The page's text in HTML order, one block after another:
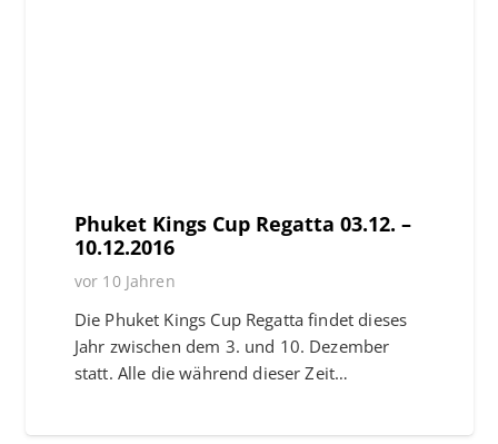
Phuket Kings Cup Regatta 03.12. –
10.12.2016
vor 10 Jahren
Die Phuket Kings Cup Regatta findet dieses
Jahr zwischen dem 3. und 10. Dezember
statt. Alle die während dieser Zeit…